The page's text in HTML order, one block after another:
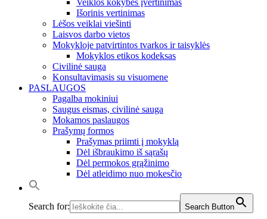
Veiklos kokybės įvertinimas
Išorinis vertinimas
Lėšos veiklai viešinti
Laisvos darbo vietos
Mokykloje patvirtintos tvarkos ir taisyklės
Mokyklos etikos kodeksas
Civilinė sauga
Konsultavimasis su visuomene
PASLAUGOS
Pagalba mokiniui
Saugus eismas, civilinė sauga
Mokamos paslaugos
Prašymų formos
Prašymas priimti į mokyklą
Dėl išbraukimo iš sąrašų
Dėl permokos grąžinimo
Dėl atleidimo nuo mokesčio
Search for: Search Button